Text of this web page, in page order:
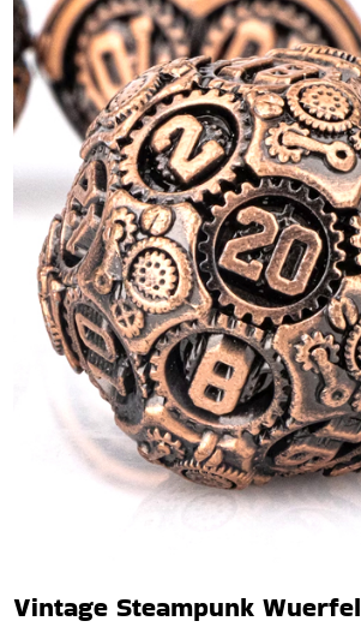
Vintage Steampunk Wuerfel